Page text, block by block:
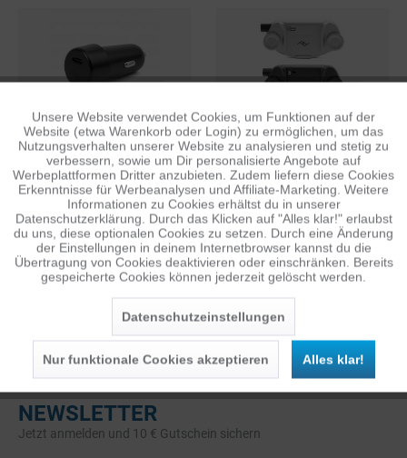
PEAK DESIGN MOBILE
CAR POWER ADAPTER
USB-C
9,98 €
UVP: 19,95 €1
PEAK DESIGN CAPTURE
CLIP V3
ab 29,50 €
UVP: 69,95 € 1
NEWSLETTER
Jetzt anmelden und 10 € Gutschein sichern
Funktionale Aktiv
Tracking Inaktiv
Personalisierung Inaktiv
Service Inaktiv
Unsere Website verwendet Cookies, um Funktionen auf der
Website (etwa Warenkorb oder Login) zu ermöglichen, um das
Nutzungsverhalten unserer Website zu analysieren und stetig zu
verbessern, sowie um Dir personalisierte Angebote auf
Werbeplattformen Dritter anzubieten. Zudem liefern diese Cookies
Erkenntnisse für Werbeanalysen und Affiliate-Marketing. Weitere
Informationen zu Cookies erhältst du in unserer
Datenschutzerklärung. Durch das Klicken auf "Alles klar!" erlaubst
du uns, diese optionalen Cookies zu setzen. Durch eine Änderung
der Einstellungen in deinem Internetbrowser kannst du die
Übertragung von Cookies deaktivieren oder einschränken. Bereits
gespeicherte Cookies können jederzeit gelöscht werden.
Datenschutzeinstellungen
Nur funktionale Cookies akzeptieren Alles klar!